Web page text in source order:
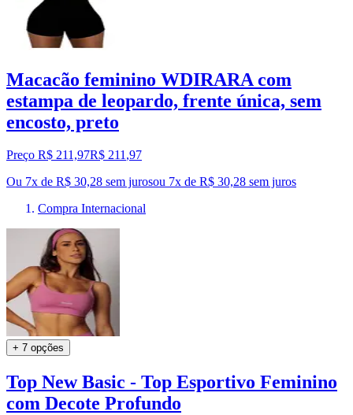
Macacão feminino WDIRARA com
estampa de leopardo, frente única, sem
encosto, preto
Preço R$ 211,97R$ 211,97
Ou 7x de R$ 30,28 sem jurosou 7x de R$ 30,28 sem juros
Compra Internacional
+ 7 opções
Top New Basic - Top Esportivo Feminino
com Decote Profundo